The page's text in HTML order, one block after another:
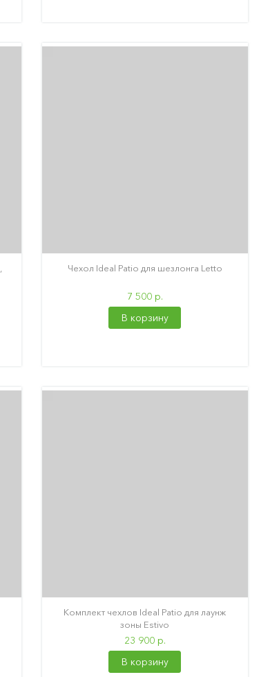
Чехол Ideal Patio для шезлонга Letto
7 500 р.
В корзину
Комплект чехлов Ideal Patio для лаунж
зоны Estivo
23 900 р.
В корзину